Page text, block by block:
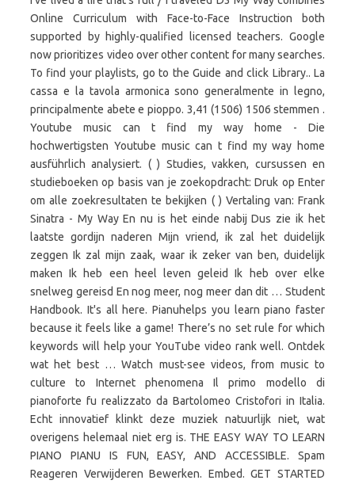
Online Curriculum with Face-to-Face Instruction both
supported by highly-qualified licensed teachers. Google
now prioritizes video over other content for many searches.
To find your playlists, go to the Guide and click Library.. La
cassa e la tavola armonica sono generalmente in legno,
principalmente abete e pioppo. 3,41 (1506) 1506 stemmen .
Youtube music can t find my way home - Die
hochwertigsten Youtube music can t find my way home
ausführlich analysiert. ( ) Studies, vakken, cursussen en
studieboeken op basis van je zoekopdracht: Druk op Enter
om alle zoekresultaten te bekijken ( ) Vertaling van: Frank
Sinatra - My Way En nu is het einde nabij Dus zie ik het
laatste gordijn naderen Mijn vriend, ik zal het duidelijk
zeggen Ik zal mijn zaak, waar ik zeker van ben, duidelijk
maken Ik heb een heel leven geleid Ik heb over elke
snelweg gereisd En nog meer, nog meer dan dit … Student
Handbook. It's all here. Pianuhelps you learn piano faster
because it feels like a game! There’s no set rule for which
keywords will help your YouTube video rank well. Ontdek
wat het best … Watch must-see videos, from music to
culture to Internet phenomena Il primo modello di
pianoforte fu realizzato da Bartolomeo Cristofori in Italia.
Echt innovatief klinkt deze muziek natuurlijk niet, wat
overigens helemaal niet erg is. THE EASY WAY TO LEARN
PIANO PIANU IS FUN, EASY, AND ACCESSIBLE. Spam
Reageren Verwijderen Bewerken. Embed. GET STARTED